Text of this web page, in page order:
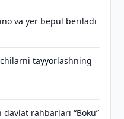
va yer bepul beriladi
tayyorlashning
davlat rahbarlari “Boku”